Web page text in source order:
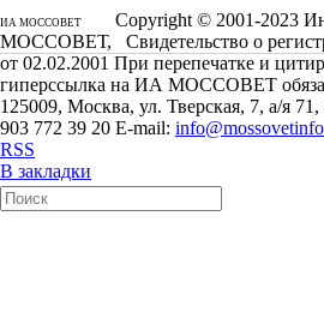
ИА МОССОВЕТ
Copyright © 2001-2023
МОССОВЕТ, Свидетельство о
от 02.02.2001 При перепечатке и
гиперссылка на ИА МОССОВЕТ
125009, Москва, ул. Тверская, 7, а/я
903 772 39 20 E-mail:
RSS
В закладки